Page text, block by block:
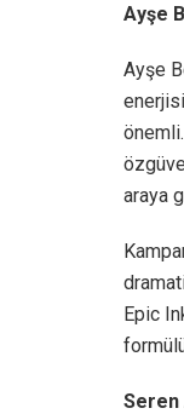
Ayşe
Ayşe
araya
Epic
Seren